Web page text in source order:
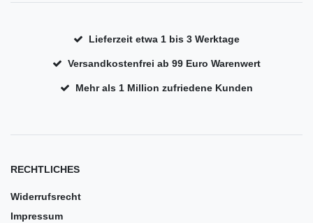
Lieferzeit etwa 1 bis 3 Werktage
Versandkostenfrei ab 99 Euro Warenwert
Mehr als 1 Million zufriedene Kunden
RECHTLICHES
Widerrufsrecht
Impressum